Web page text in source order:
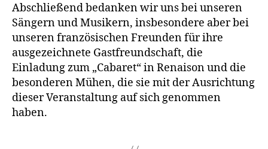
Abschließend bedanken wir uns bei unseren
Sängern und Musikern, insbesondere aber bei
unseren französischen Freunden für ihre
ausgezeichnete Gastfreundschaft, die
Einladung zum „Cabaret“ in Renaison und die
besonderen Mühen, die sie mit der Ausrichtung
dieser Veranstaltung auf sich genommen
haben.